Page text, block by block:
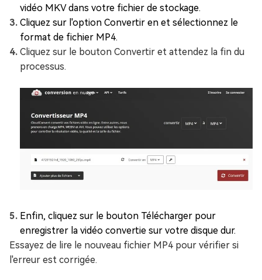
vidéo MKV dans votre fichier de stockage.
Cliquez sur l'option Convertir en et sélectionnez le
format de fichier MP4.
Cliquez sur le bouton Convertir et attendez la fin du
processus.
Enfin, cliquez sur le bouton Télécharger pour
enregistrer la vidéo convertie sur votre disque dur.
Essayez de lire le nouveau fichier MP4 pour vérifier si
l'erreur est corrigée.